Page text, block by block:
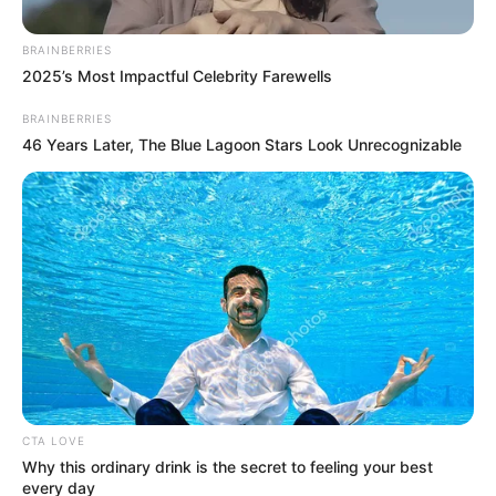
Cortesía para Alerta Santanderes
Por: Yamid Rodríguez Manzano
Noviembre 29, 2020
BRAINBERRIES
2025’s Most Impactful Celebrity Farewells
BRAINBERRIES
46 Years Later, The Blue Lagoon Stars Look Unrecognizable
CTA LOVE
Why this ordinary drink is the secret to feeling your best
every day